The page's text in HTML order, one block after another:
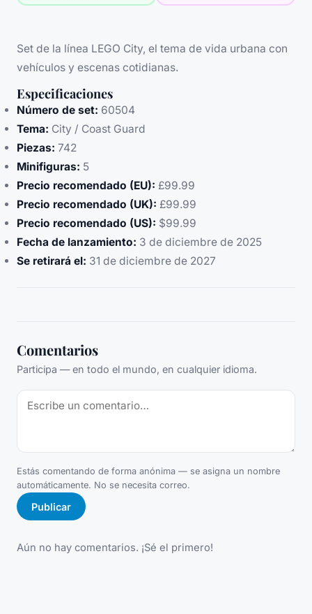
Set de la línea LEGO City, el tema de vida urbana con
vehículos y escenas cotidianas.
Especificaciones
Número de set: 60504
Tema: City / Coast Guard
Piezas: 742
Minifiguras: 5
Precio recomendado (EU): £99.99
Precio recomendado (UK): £99.99
Precio recomendado (US): $99.99
Fecha de lanzamiento: 3 de diciembre de 2025
Se retirará el: 31 de diciembre de 2027
Comentarios
Participa — en todo el mundo, en cualquier idioma.
Estás comentando de forma anónima — se asigna un nombre
automáticamente. No se necesita correo.
Publicar
Aún no hay comentarios. ¡Sé el primero!